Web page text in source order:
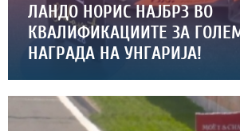
ЛАНДО НОРИС НАЈБРЗ ВО
КВАЛИФИКАЦИИТЕ ЗА
НАГРАДА НА УНГАРИЈА!